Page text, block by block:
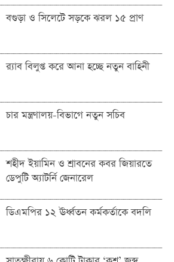
বগুড়া ও সিলেটে সড়কে ঝরল ১৫ প্রাণ
র‍্যাব বিলুপ্ত করে আনা হচ্ছে নতুন বাহিনী
চার মন্ত্রণালয়-বিভাগে নতুন সচিব
শহীদ ইয়ামিন ও শ্রাবনের কবর জিয়ারতে
ডেপুটি অ্যাটর্নি জেনারেল
ডিএমপির ১২ ঊর্ধ্বতন কর্মকর্তাকে বদলি